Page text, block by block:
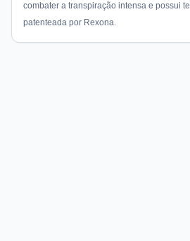
combater a transpiração intensa e possui
patenteada por Rexona.